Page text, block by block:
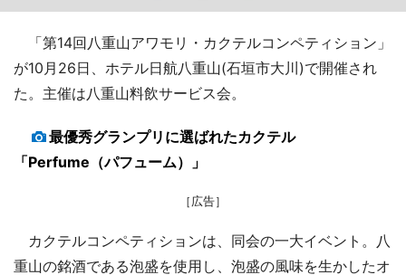
「第14回八重山アワモリ・カクテルコンペティション」
が10月26日、ホテル日航八重山(石垣市大川)で開催され
た。主催は八重山料飲サービス会。
最優秀グランプリに選ばれたカクテル
「Perfume（パフューム）」
［広告］
カクテルコンペティションは、同会の一大イベント。八
重山の銘酒である泡盛を使用し、泡盛の風味を生かしたオ